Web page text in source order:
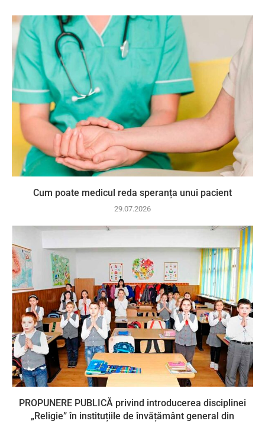
Cum poate medicul reda speranța unui pacient
29.07.2026
PROPUNERE PUBLICĂ privind introducerea disciplinei
„Religie” în instituțiile de învățământ general din